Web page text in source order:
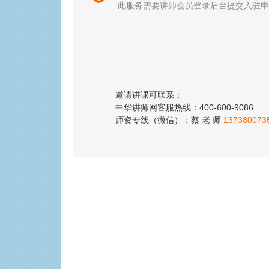
此服务需要讲师会员登录后台提交入驻
邀请讲课可联系：
中华讲师网客服热线：400-600-9086
师资专线（微信）：蔡 老 师